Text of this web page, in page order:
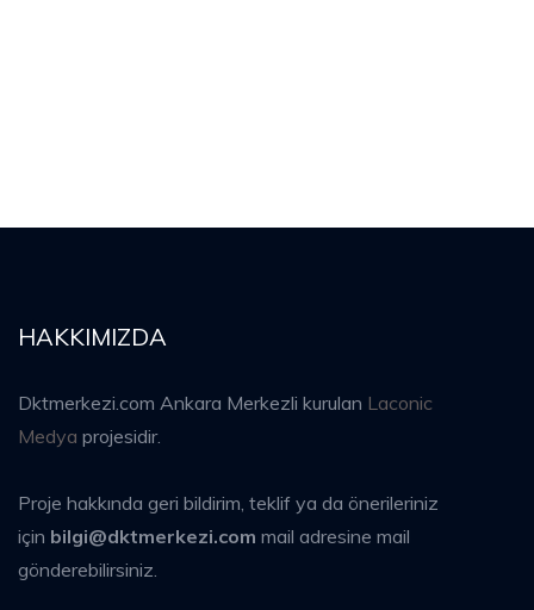
HAKKIMIZDA
Dktmerkezi.com Ankara Merkezli kurulan Laconic
Medya projesidir.
Proje hakkında geri bildirim, teklif ya da önerileriniz
için bilgi@dktmerkezi.com mail adresine mail
gönderebilirsiniz.